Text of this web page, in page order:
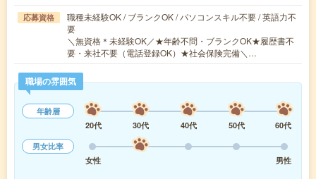
応募資格
職種未経験OK / ブランクOK / パソコンスキル不要 / 英語力不
要
＼無資格＊未経験OK／★年齢不問・ブランクOK★履歴書不
要・来社不要（電話登録OK）★社会保険完備＼…
職場の雰囲気
年齢層
20代
30代 40代 50代
60代
男女比率
女性
男性